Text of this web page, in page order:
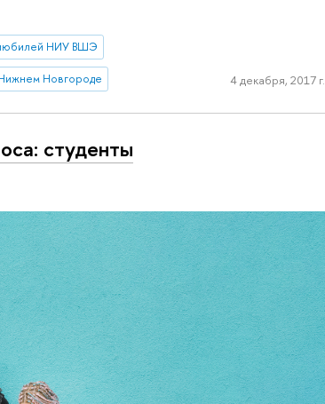
НИУ ВШЭ
Новгороде 4 декабря, 2017 г.
студенты